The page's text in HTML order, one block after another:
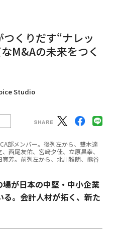
くりだす“ナレッ
M&Aの未来をつく
Studio
部メンバー。後列左から、雙木達
西尾友佑、宮﨑夕佳、立原昌幸、
芳。前列左から、北川雅朗、熊谷
が日本の中堅・中小企業
。会計人材が拓く、新た